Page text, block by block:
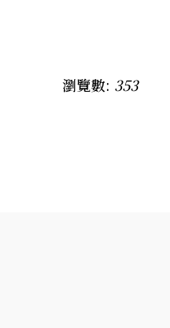
瀏覽數: 353